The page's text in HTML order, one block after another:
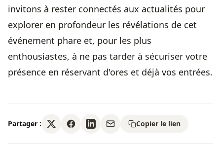
invitons à rester connectés aux actualités pour
explorer en profondeur les révélations de cet
événement phare et, pour les plus
enthousiastes, à ne pas tarder à sécuriser votre
présence en réservant d'ores et déjà vos entrées.
Partager : Copier le lien